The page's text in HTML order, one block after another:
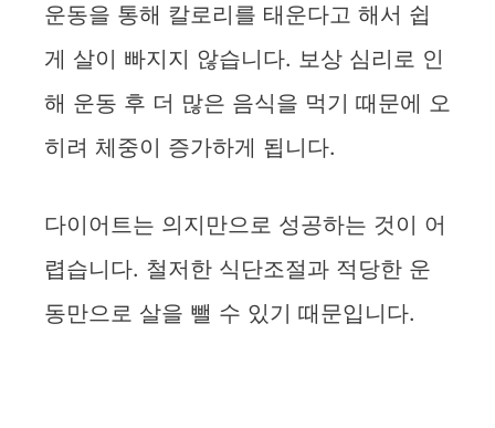
운동을 통해 칼로리를 태운다고 해서 쉽
게 살이 빠지지 않습니다. 보상 심리로 인
해 운동 후 더 많은 음식을 먹기 때문에 오
히려 체중이 증가하게 됩니다.
다이어트는 의지만으로 성공하는 것이 어
렵습니다. 철저한 식단조절과 적당한 운
동만으로 살을 뺄 수 있기 때문입니다.